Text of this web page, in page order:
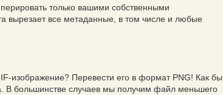
только вашими собственными
вырезает все метаданные, в том числе и любые
изображение? Перевести его в формат PNG! Как бы
В большинстве случаев мы получим файл меньшего